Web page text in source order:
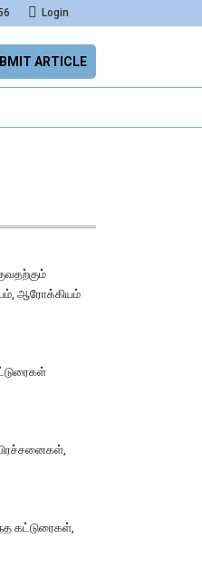
Login
ARTICLE
ஆரோக்கியம்
கட்டுரைகள்,